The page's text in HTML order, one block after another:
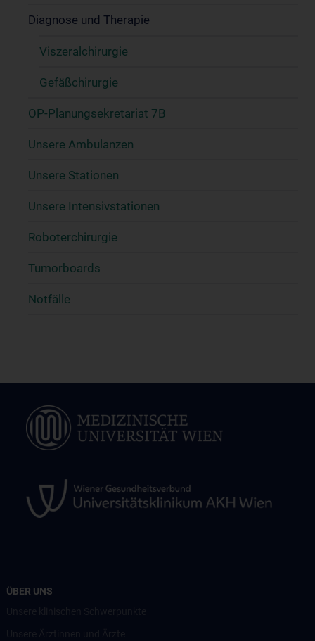
Diagnose und Therapie
Viszeralchirurgie
Gefäßchirurgie
OP-Planungsekretariat 7B
Unsere Ambulanzen
Unsere Stationen
Unsere Intensivstationen
Roboterchirurgie
Tumorboards
Notfälle
ÜBER UNS